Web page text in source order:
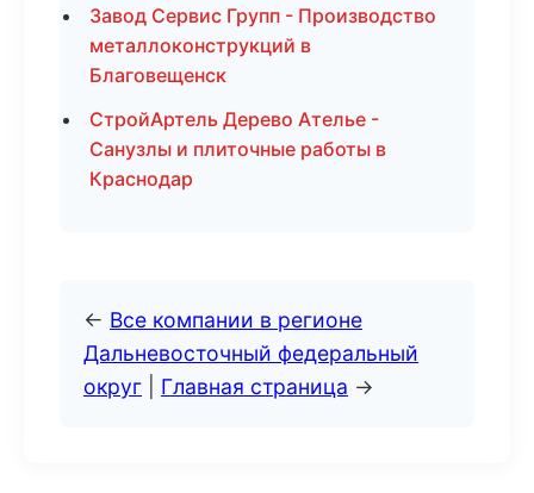
Завод Сервис Групп - Производство
металлоконструкций в
Благовещенск
СтройАртель Дерево Ателье -
Санузлы и плиточные работы в
Краснодар
← Все компании в регионе
Дальневосточный федеральный
округ
Главная страница →